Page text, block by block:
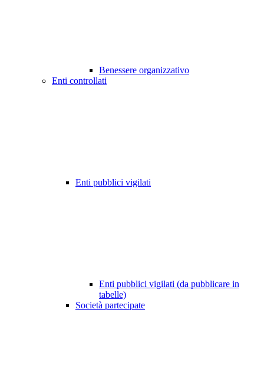
Benessere organizzativo
Enti controllati
Enti pubblici vigilati
Enti pubblici vigilati (da pubblicare in
tabelle)
Società partecipate